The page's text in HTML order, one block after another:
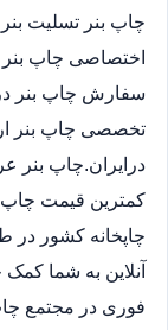
اختصاصی چاپ بنر
سفارش چاپ بنر
تخصصی چاپ بنر
کمترین قیمت چاپ
چاپخانه کشور
آنلاین به شما
فوری در مجتمع